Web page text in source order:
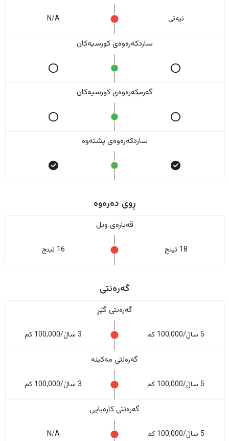
نیەتی N/A
ساردکەرەوەی کورسیەکان
گەرمکەرەوەی کورسیەکان
ساردکەرەوەی پشتەوە
ڕوی دەرەوە
قەبارەی ویل
18 ئینج 16 ئینج
گەرەنتی
گەرەنتی گێڕ
5 ساڵ/100,000 کم 3 ساڵ/100,000 کم
گەرەنتی مەکینە
5 ساڵ/100,000 کم 3 ساڵ/100,000 کم
گەرەنتی کارەبایی
5 ساڵ/100,000 کم N/A